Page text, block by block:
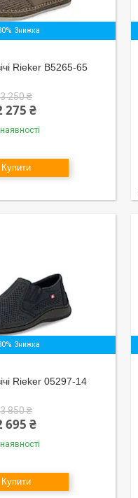
Rieker B5265-65
3 250 ₴
275 ₴
Купити
Rieker 05297-14
3 850 ₴
695 ₴
Купити